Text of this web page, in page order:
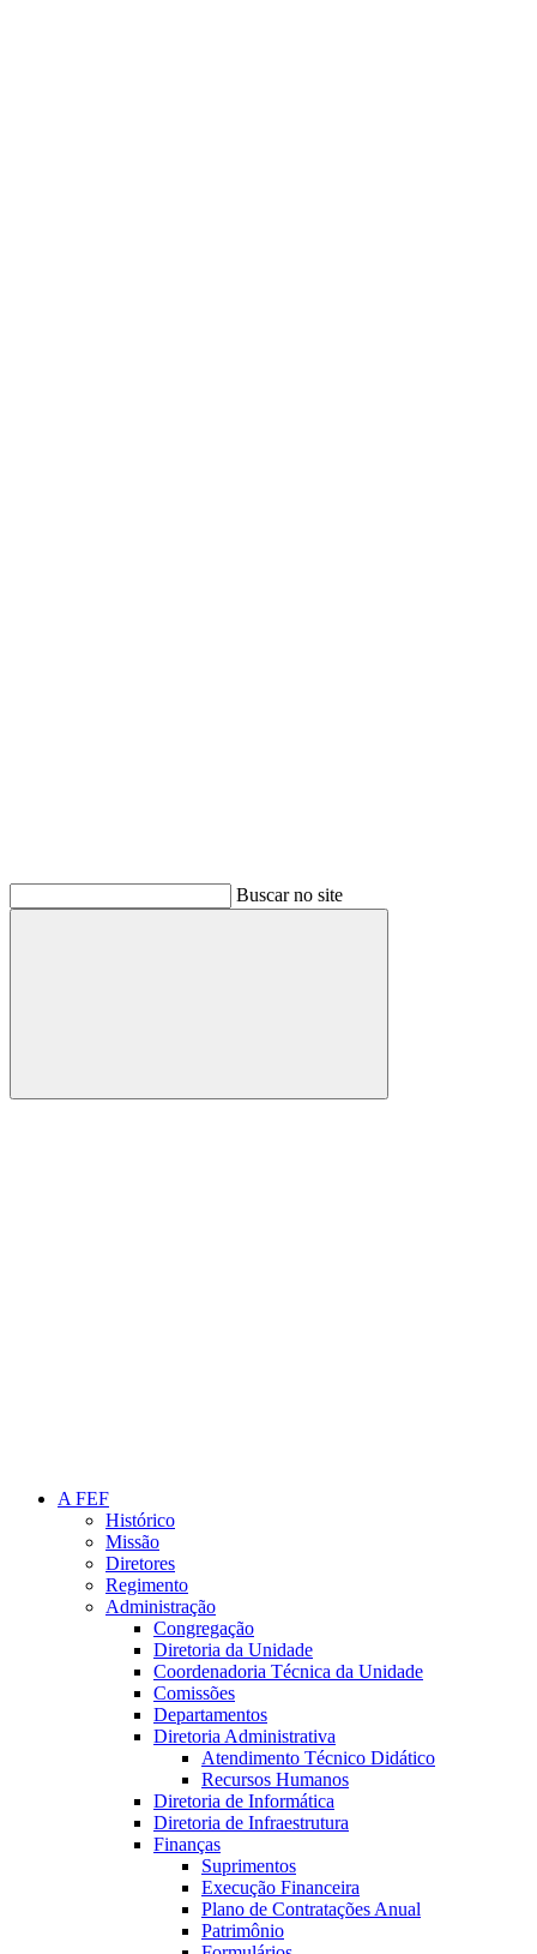
Buscar no site
Buscar
A FEF
Histórico
Missão
Diretores
Regimento
Administração
Congregação
Diretoria da Unidade
Coordenadoria Técnica da Unidade
Comissões
Departamentos
Diretoria Administrativa
Atendimento Técnico Didático
Recursos Humanos
Diretoria de Informática
Diretoria de Infraestrutura
Finanças
Suprimentos
Execução Financeira
Plano de Contratações Anual
Patrimônio